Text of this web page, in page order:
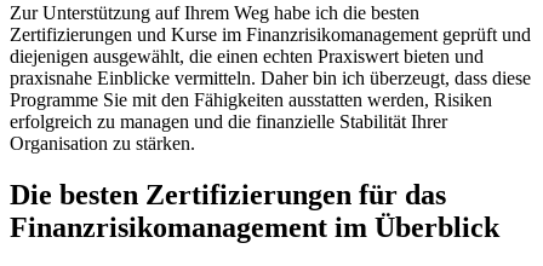
Zur Unterstützung auf Ihrem Weg habe ich die besten
Zertifizierungen und Kurse im Finanzrisikomanagement geprüft und
diejenigen ausgewählt, die einen echten Praxiswert bieten und
praxisnahe Einblicke vermitteln. Daher bin ich überzeugt, dass diese
Programme Sie mit den Fähigkeiten ausstatten werden, Risiken
erfolgreich zu managen und die finanzielle Stabilität Ihrer
Organisation zu stärken.
Die besten Zertifizierungen für das
Finanzrisikomanagement im Überblick